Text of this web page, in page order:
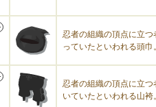
忍者の組織の頂点に立つ
っていたといわれる頭巾
忍者の組織の頂点に立つ
いていたといわれる山袴